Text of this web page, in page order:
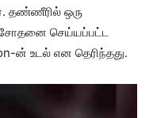
தண்ணீரில் ஒரு
செய்யப்பட்ட
ன் உடல் என தெரிந்தது.